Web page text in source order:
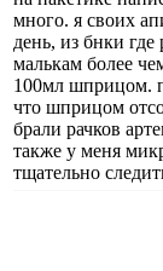
много. я своих
день, из бнки
малькам более
100мл шприцом.
что шприцом
брали рачков
также у меня
тщательно